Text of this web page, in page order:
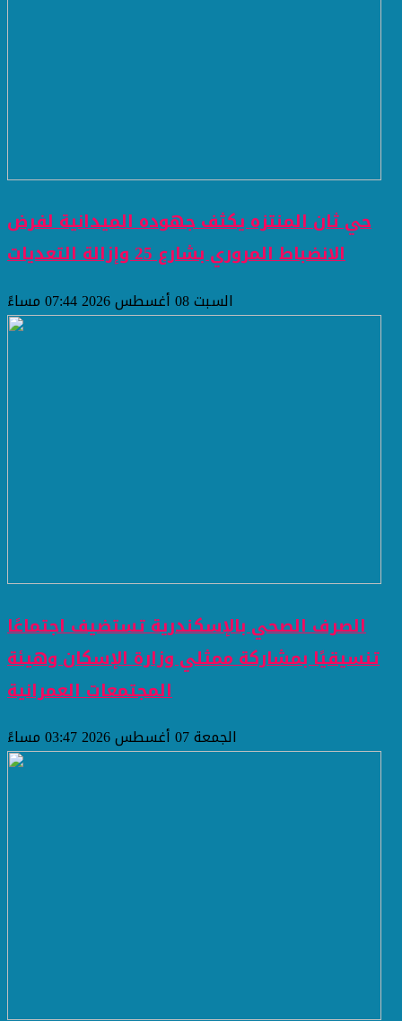
حي ثان المنتزه يكثف جهوده الميدانية لفرض
الانضباط المروري بشارع 25 وإزالة التعديات
السبت 08 أغسطس 2026 07:44 مساءً
الصرف الصحي بالإسكندرية تستضيف اجتماعًا
تنسيقيًا بمشاركة ممثلي وزارة الإسكان وهيئة
المجتمعات العمرانية
الجمعة 07 أغسطس 2026 03:47 مساءً